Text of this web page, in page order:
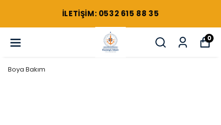
ILETIŞIM: 0532 615 88 35
0
Boya Bakım